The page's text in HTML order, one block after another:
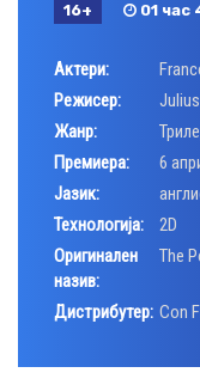
16+ 01 час
Актери:
Режисер:
Жанр:
Премиера:
6
Јазик:
Технологија:
2D
Оригинален
назив:
The
Дистрибутер: Con